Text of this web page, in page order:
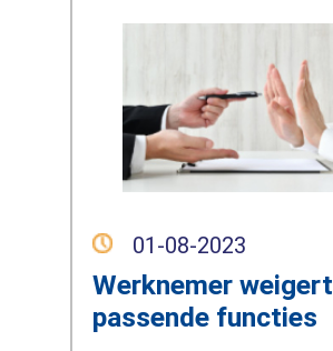
01-08-2023
Werknemer weigert
passende functies